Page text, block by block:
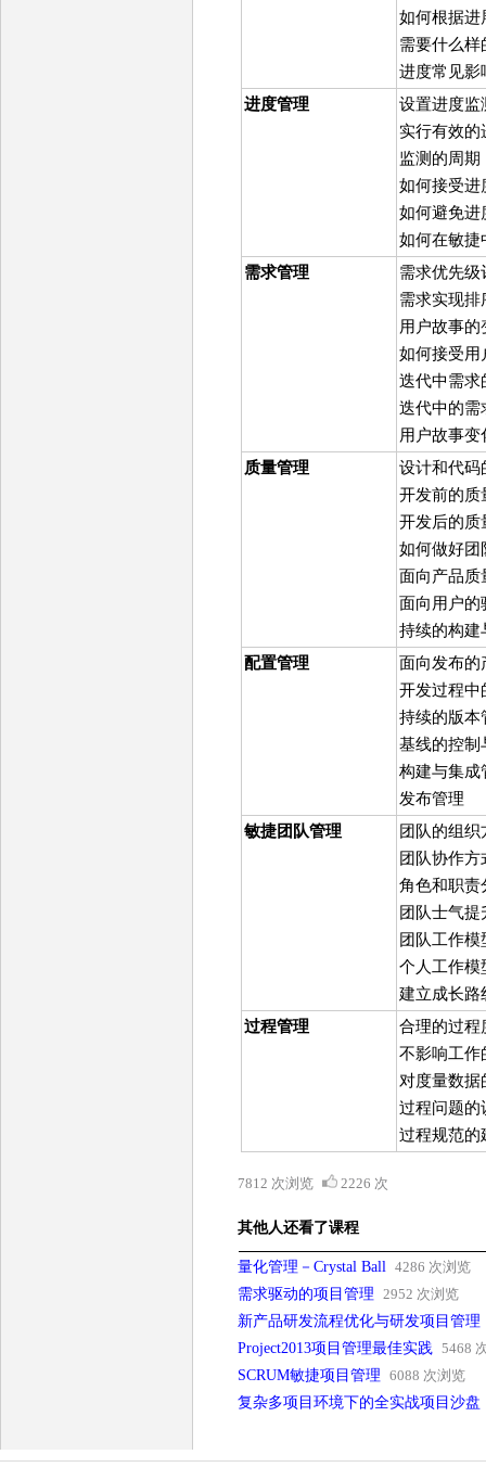
如何根据进
需要什么样
进度常见影
进度管理
设置进度监
实行有效的
监测的周期
如何接受进
如何避免进
如何在敏捷
需求管理
需求优先级
需求实现排
用户故事的
如何接受用
迭代中需求
迭代中的需
用户故事
质量管理
设计和代码
开发前的质
开发后的质
如何做好团
面向产品质
面向用户的
持续的构建
配置管理
面向发布的
开发过程中
持续的版本
基线的控制
构建与集成
发布管理
敏捷团队管理
团队的组织
团队协作方
角色和职责
团队士气提
团队工作模
个人工作模
建立成长路
过程管理
合理的过程
不影响工作
对度量数据
过程问题的
过程规范的
7812 次浏览 2226 次
其他人还看了课程
量化管理－Crystal Ball 4286 次浏览
需求驱动的项目管理
2952 次浏览
新产品研发流程优化与研发项目管理
Project2013项目管理最佳实践 5468
SCRUM敏捷项目管理
6088 次浏览
复杂多项目环境下的全实战项目沙盘